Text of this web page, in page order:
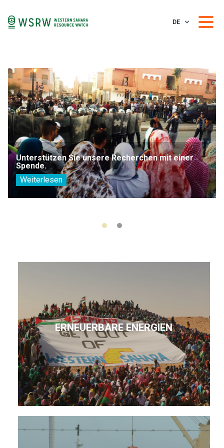
DE
Unterstützen Sie unsere Recherchen mit einer
Spende.
Weiterlesen
ERNEUERBARE ENERGIEN